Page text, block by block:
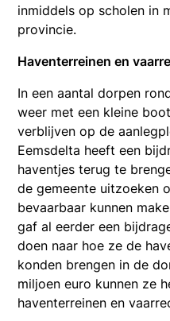
inmiddels op scholen in
provincie.
Haventerreinen en
In een aantal dorpen
weer met een kleine
verblijven op de
Eemsdelta heeft een
haventjes terug te
de gemeente uitzoeken
bevaarbaar kunnen
gaf al eerder een
doen naar hoe ze de
konden brengen in de
miljoen euro kunnen ze
haventerreinen en